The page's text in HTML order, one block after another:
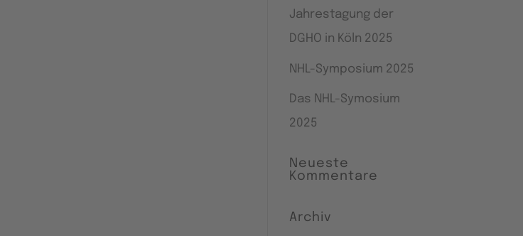
Jahrestagung der
DGHO in Köln 2025
NHL-Symposium 2025
Das NHL-Symosium
2025
Neueste
Kommentare
Archiv